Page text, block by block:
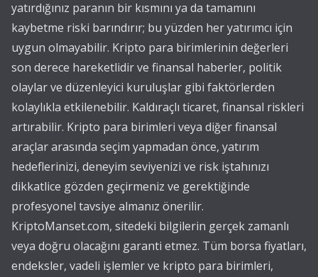
yatırdığınız paranın bir kısmını ya da tamamını
kaybetme riski barındırır; bu yüzden her yatırımcı için
uygun olmayabilir. Kripto para birimlerinin değerleri
son derece hareketlidir ve finansal haberler, politik
olaylar ve düzenleyici kuruluşlar gibi faktörlerden
kolaylıkla etkilenebilir. Kaldıraçlı ticaret, finansal riskleri
artırabilir. Kripto para birimleri veya diğer finansal
araçlar arasında seçim yapmadan önce, yatırım
hedeflerinizi, deneyim seviyenizi ve risk iştahınızı
dikkatlice gözden geçirmeniz ve gerektiğinde
profesyonel tavsiye almanız önerilir.
KriptoManset.com, sitedeki bilgilerin gerçek zamanlı
veya doğru olacağını garanti etmez. Tüm borsa fiyatları,
endeksler, vadeli işlemler ve kripto para birimleri,